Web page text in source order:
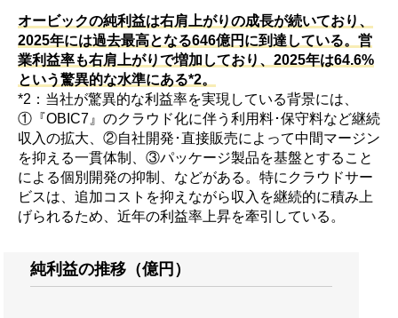
オービックの純利益は右肩上がりの成長が続いており、
2025年には過去最高となる646億円に到達している。営
業利益率も右肩上がりで増加しており、2025年は64.6%
という驚異的な水準にある*2。
*2：当社が驚異的な利益率を実現している背景には、
①『OBIC7』のクラウド化に伴う利用料･保守料など継続
収入の拡大、②自社開発･直接販売によって中間マージン
を抑える一貫体制、③パッケージ製品を基盤とすること
による個別開発の抑制、などがある。特にクラウドサー
ビスは、追加コストを抑えながら収入を継続的に積み上
げられるため、近年の利益率上昇を牽引している。
純利益の推移（億円）